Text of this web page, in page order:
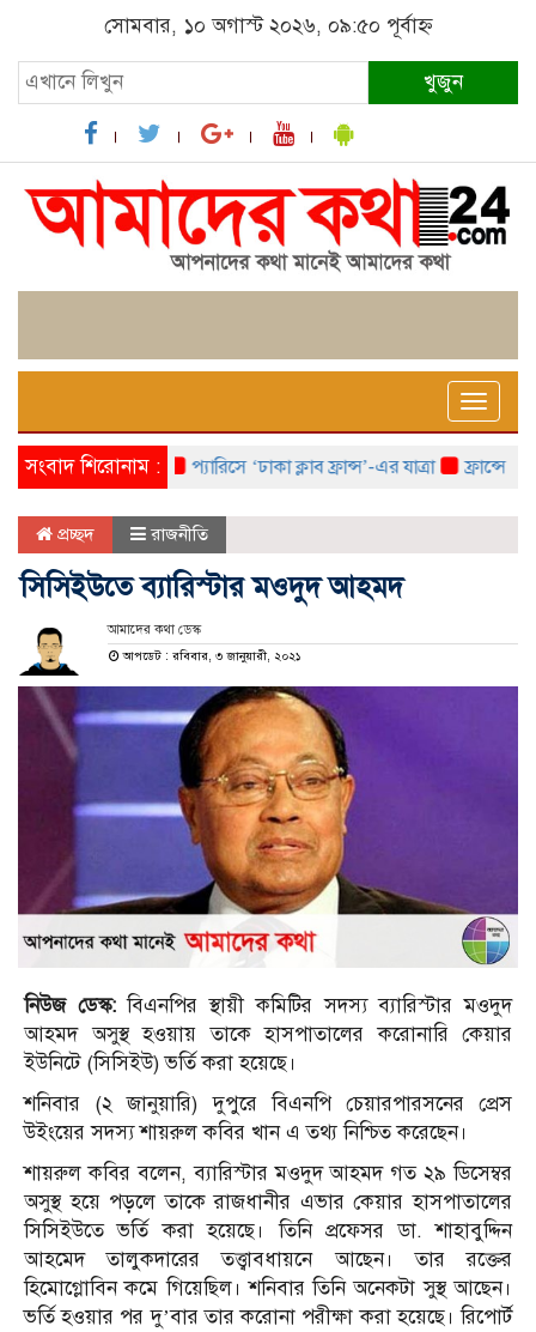
সোমবার, ১০ অগাস্ট ২০২৬, ০৯:৫০ পূর্বাহ্ন
খুজুন
Toggle
সংবাদ শিরোনাম :প্যারিসে ‘ঢাকা ক্লাব ফ্রান্স’-এর যাত্রা ফ্রান্সে
প্রচ্ছদ রাজনীতি
সিসিইউতে ব্যারিস্টার মওদুদ আহমদ
আমাদের কথা ডেস্ক
আপডেট : রবিবার, ৩ জানুয়ারী, ২০২১
নিউজ ডেস্ক:বিএনপির স্থায়ী কমিটির সদস্য ব্যারিস্টার মওদুদ
আহমদ অসুস্থ হওয়ায় তাকে হাসপাতালের করোনারি কেয়ার
ইউনিটে (সিসিইউ) ভর্তি করা হয়েছে।
শনিবার (২ জানুয়ারি) দুপুরে বিএনপি চেয়ারপারসনের প্রেস
উইংয়ের সদস্য শায়রুল কবির খান এ তথ্য নিশ্চিত করেছেন।
শায়রুল কবির বলেন, ব্যারিস্টার মওদুদ আহমদ গত ২৯ ডিসেম্বর
অসুস্থ হয়ে পড়লে তাকে রাজধানীর এভার কেয়ার হাসপাতালের
সিসিইউতে ভর্তি করা হয়েছে। তিনি প্রফেসর ডা. শাহাবুদ্দিন
আহমেদ তালুকদারের তত্ত্বাবধায়নে আছেন। তার রক্তের
হিমোগ্লোবিন কমে গিয়েছিল। শনিবার তিনি অনেকটা সুস্থ আছেন।
ভর্তি হওয়ার পর দু’বার তার করোনা পরীক্ষা করা হয়েছে। রিপোর্ট